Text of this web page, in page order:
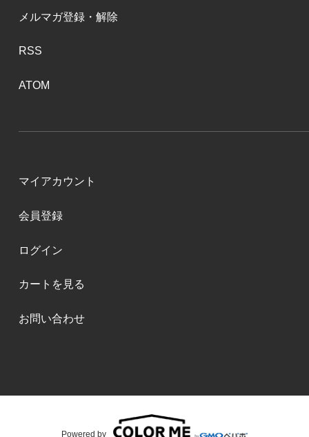
メルマガ登録・解除
RSS
ATOM
マイアカウント
会員登録
ログイン
カートを見る
お問い合わせ
Powered by